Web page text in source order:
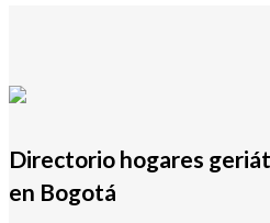
Directorio hogares
en Bogotá